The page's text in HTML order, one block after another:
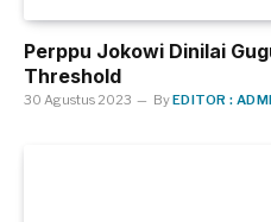
Perppu Jokowi Dinilai
Threshold
30 Agustus 2023 ByEDITOR :